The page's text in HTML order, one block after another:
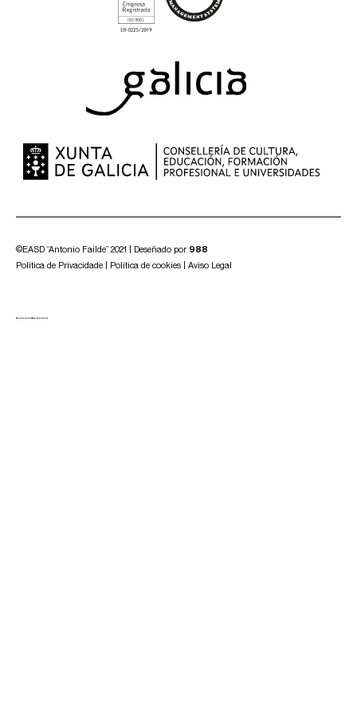
©EASD “Antonio Faílde” 2021 | Deseñado por 988
Política de Privacidade
Política de cookies Aviso Legal